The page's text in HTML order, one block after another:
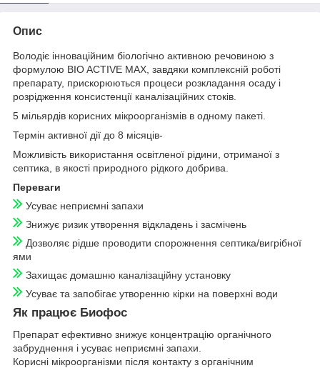
Опис
Володіє інноваційним біологічно активною речовиною з
формулою BIO ACTIVE MAX, завдяки комплексній роботі
препарату, прискорюються процеси розкладання осаду і
розрідження консистенції каналізаційних стоків.
5 мільярдів корисних мікроорганізмів в одному пакеті.
Термін активної дії до 8 місяців-
Можливість використання освітленої рідини, отриманої з
септика, в якості природного рідкого добрива.
Переваги
Усуває неприємні запахи
Знижує ризик утворення відкладень і засмічень
Дозволяє рідше проводити спорожнення септика/вигрібної
ями
Захищає домашню каналізаційну установку
Усуває та запобігає утворенню кірки на поверхні води
Як працює Биофос
Препарат ефективно знижує концентрацію органічного
забруднення і усуває неприємні запахи.
Корисні мікроорганізми після контакту з органічним